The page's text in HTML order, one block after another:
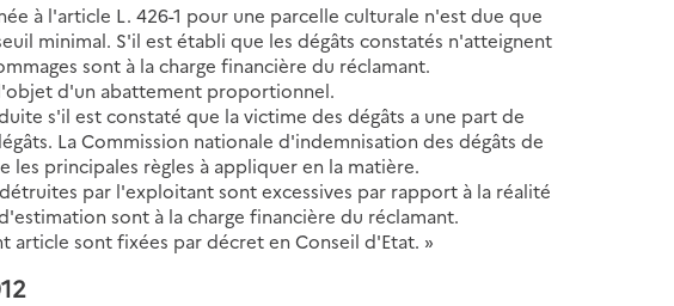
à l'article L. 426-1 pour une parcelle culturale n'est due que
minimal. S'il est établi que les dégâts constatés n'atteignent
sont à la charge financière du réclamant.
d'un abattement proportionnel.
s'il est constaté que la victime des dégâts a une part de
La Commission nationale d'indemnisation des dégâts de
les principales règles à appliquer en la matière.
par l'exploitant sont excessives par rapport à la réalité
sont à la charge financière du réclamant.
article sont fixées par décret en Conseil d'Etat. »